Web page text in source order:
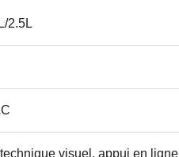
2.5L
visuel, appui en ligne